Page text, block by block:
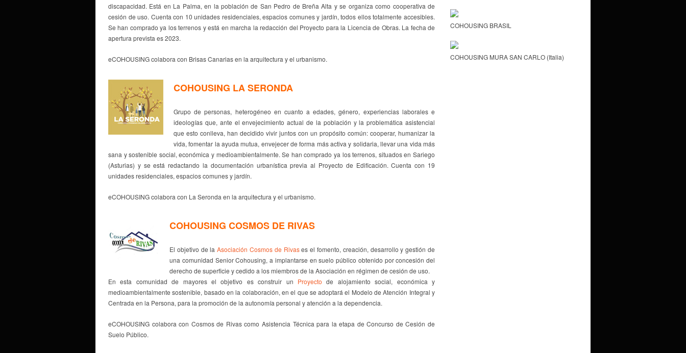
discapacidad. Está en La Palma, en la población de San Pedro de Breña Alta y se organiza como cooperativa de
cesión de uso. Cuenta con 10 unidades residenciales, espacios comunes y jardín, todos ellos totalmente accesibles.
Se han comprado ya los terrenos y está en marcha la redacción del Proyecto para la Licencia de Obras. La fecha de
apertura prevista es 2023.
eCOHOUSING colabora con Brisas Canarias en la arquitectura y el urbanismo.
COHOUSING LA SERONDA
Grupo de personas, heterogéneo en cuanto a edades, género, experiencias laborales e
ideologías que, ante el envejecimiento actual de la población y la problemática asistencial
que esto conlleva, han decidido vivir juntos con un propósito común: cooperar, humanizar la
vida, fomentar la ayuda mutua, envejecer de forma más activa y solidaria, llevar una vida más
sana y sostenible social, económica y medioambientalmente. Se han comprado ya los terrenos, situados en Sariego
(Asturias) y se está redactando la documentación urbanística previa al Proyecto de Edificación. Cuenta con 19
unidades residenciales, espacios comunes y jardín.
eCOHOUSING colabora con La Seronda en la arquitectura y el urbanismo.
COHOUSING COSMOS DE RIVAS
El objetivo de laAsociación Cosmos de Rivases el fomento, creación, desarrollo y gestión de
una comunidad Senior Cohousing, a implantarse en suelo público obtenido por concesión del
derecho de superficie y cedido a los miembros de la Asociación en régimen de cesión de uso.
En esta comunidad de mayores el objetivo es construir un Proyecto de alojamiento social, económica y
medioambientalmente sostenible, basado en la colaboración, en el que se adoptará el Modelo de Atención Integral y
Centrada en la Persona, para la promoción de la autonomía personal y atención a la dependencia.
eCOHOUSING colabora con Cosmos de Rivas como Asistencia Técnica para la etapa de Concurso de Cesión de
Suelo Público.
COHOUSING BRASIL
COHOUSING MURA SAN CARLO (Italia)